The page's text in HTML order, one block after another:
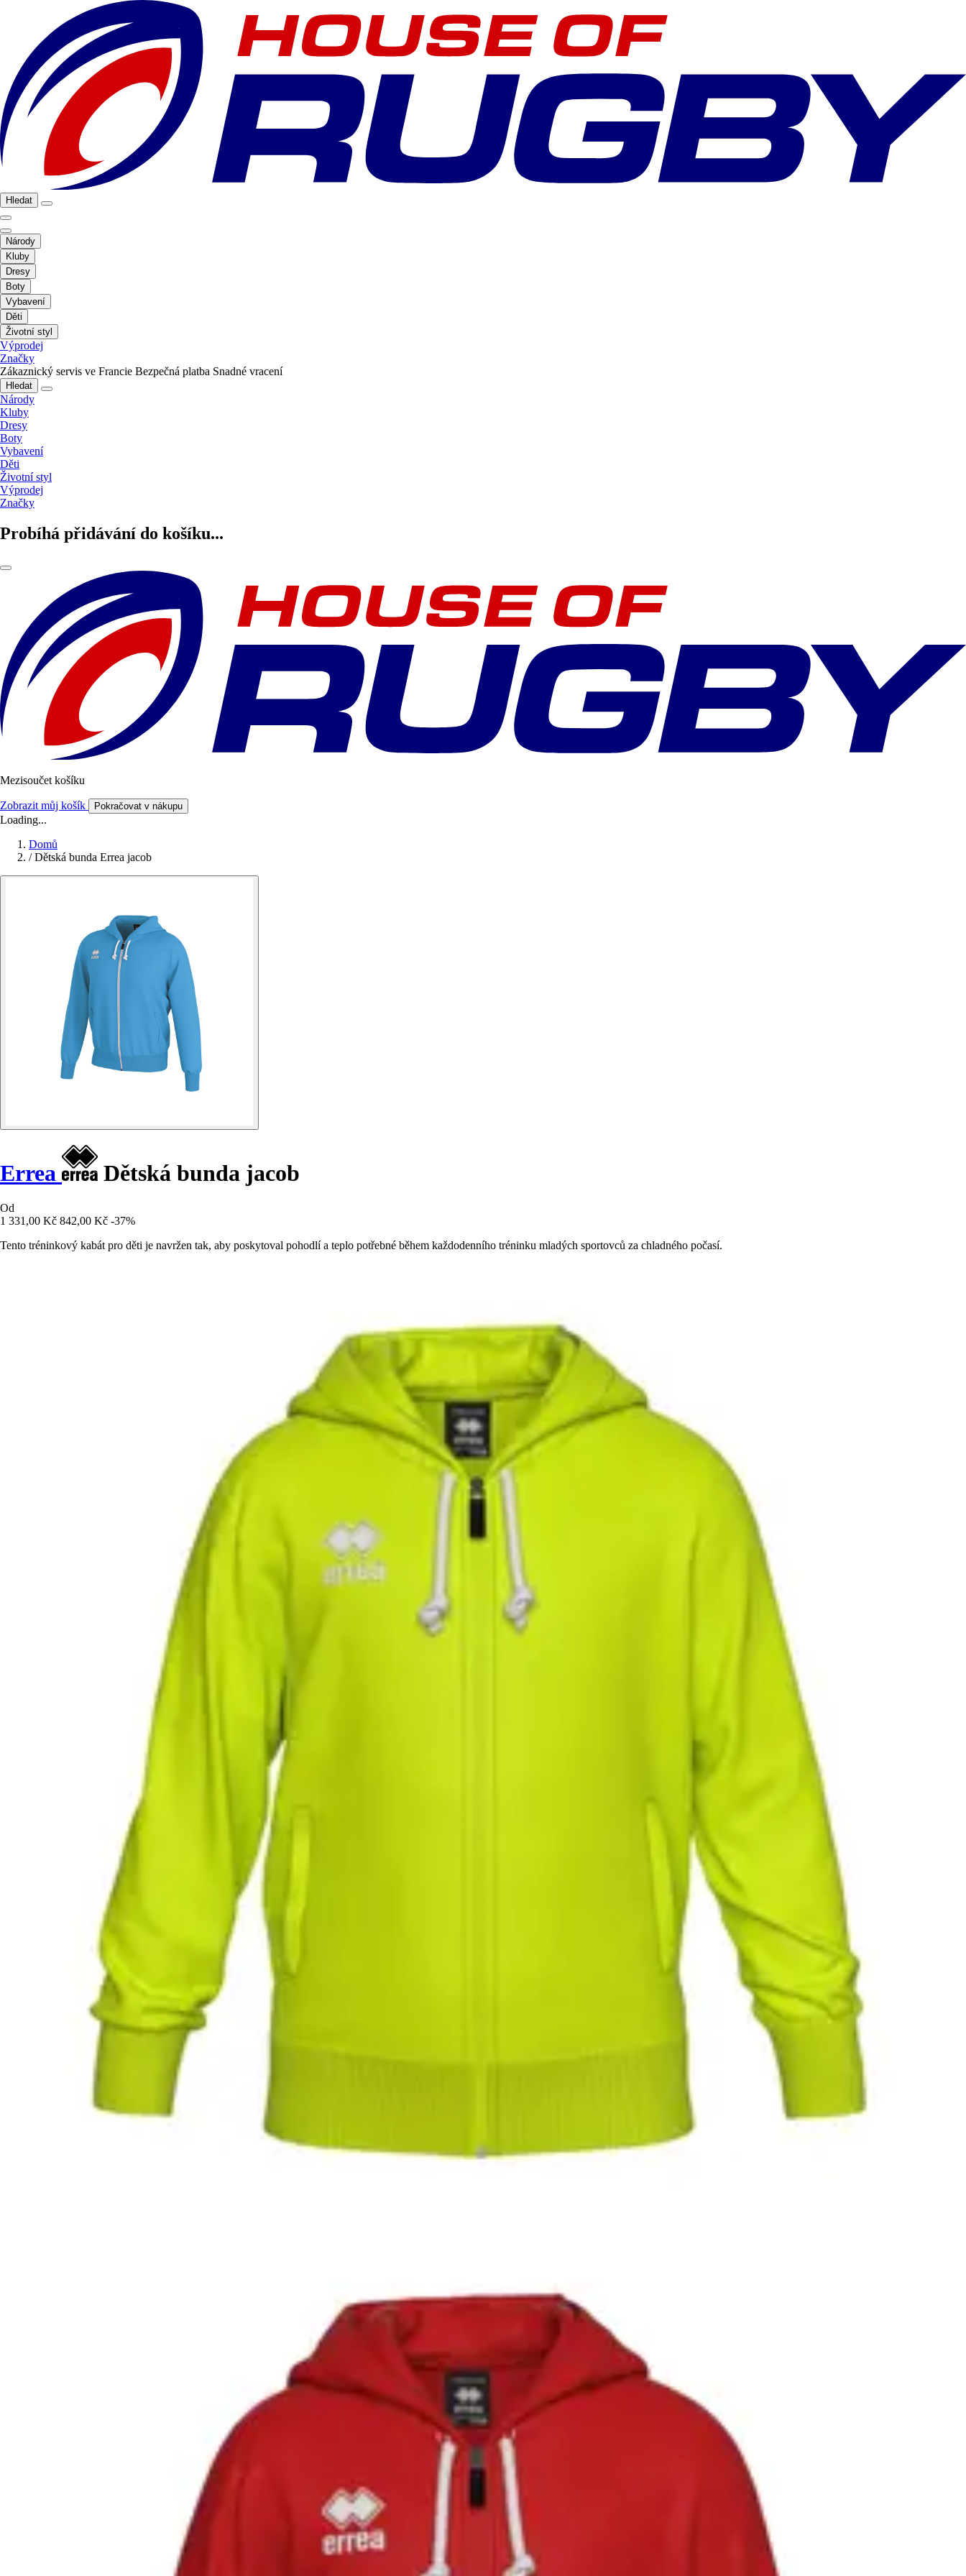
Hledat
Národy
Kluby
Dresy
Boty
Vybavení
Děti
Životní styl
Výprodej
Značky
Zákaznický servis ve Francie Bezpečná platba Snadné vracení
Hledat
Národy
Kluby
Dresy
Boty
Vybavení
Děti
Životní styl
Výprodej
Značky
Probíhá přidávání do košíku...
Mezisoučet košíku
Zobrazit můj košík Pokračovat v nákupu
Loading...
Domů
/ Dětská bunda Errea jacob
Errea Dětská bunda jacob
Od
1 331,00 Kč 842,00 Kč -37%
Tento tréninkový kabát pro děti je navržen tak, aby poskytoval pohodlí a teplo potřebné během každodenního tréninku mladých sportovců za chladného počasí.